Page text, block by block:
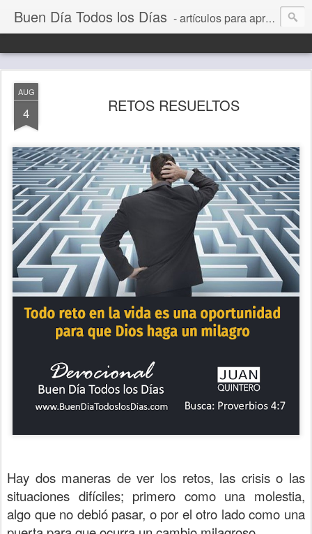
Buen Día Todos los Días - artículos para aprender a vivir mejor, un día a la vez. Por Juan C Quintero
AUG
4 RETOS RESUELTOS
Hay dos maneras de ver los retos, las crisis o las
situaciones difíciles; primero como una molestia,
algo que no debió pasar, o por el otro lado como una